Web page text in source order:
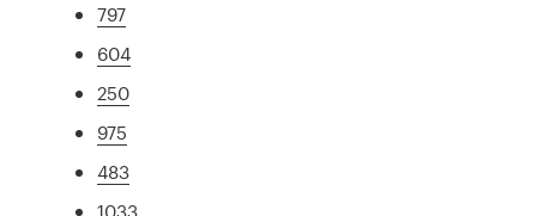
797
604
250
975
483
1033